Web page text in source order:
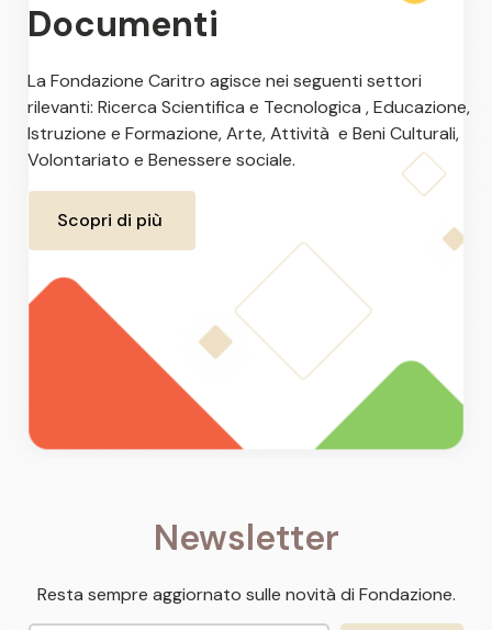
Documenti
La Fondazione Caritro agisce nei seguenti settori
rilevanti: Ricerca Scientifica e Tecnologica , Educazione,
Istruzione e Formazione, Arte, Attività e Beni Culturali,
Volontariato e Benessere sociale.
Scopri di più
Newsletter
Resta sempre aggiornato sulle novità di Fondazione.